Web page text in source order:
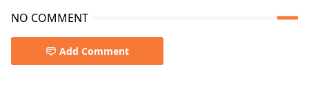
NO COMMENT
Add Comment